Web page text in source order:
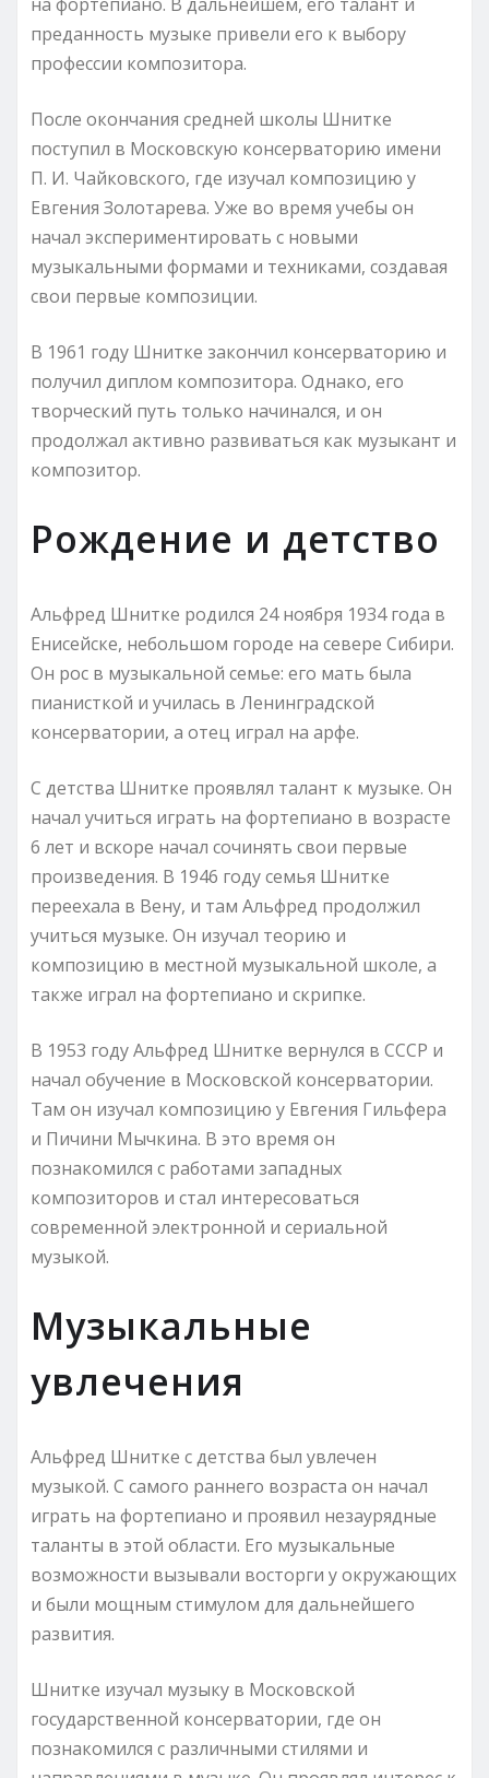
преданность музыке привели его к выбору
профессии композитора.
После окончания средней школы Шнитке
поступил в Московскую консерваторию имени
П. И. Чайковского, где изучал композицию у
Евгения Золотарева. Уже во время учебы он
начал экспериментировать с новыми
музыкальными формами и техниками, создавая
свои первые композиции.
В 1961 году Шнитке закончил консерваторию и
получил диплом композитора. Однако, его
творческий путь только начинался, и он
продолжал активно развиваться как музыкант и
композитор.
Рождение и детство
Альфред Шнитке родился 24 ноября 1934 года в
Енисейске, небольшом городе на севере Сибири.
Он рос в музыкальной семье: его мать была
пианисткой и училась в Ленинградской
консерватории, а отец играл на арфе.
С детства Шнитке проявлял талант к музыке. Он
начал учиться играть на фортепиано в возрасте
6 лет и вскоре начал сочинять свои первые
произведения. В 1946 году семья Шнитке
переехала в Вену, и там Альфред продолжил
учиться музыке. Он изучал теорию и
композицию в местной музыкальной школе, а
также играл на фортепиано и скрипке.
В 1953 году Альфред Шнитке вернулся в СССР и
начал обучение в Московской консерватории.
Там он изучал композицию у Евгения Гильфера
и Пичини Мычкина. В это время он
познакомился с работами западных
композиторов и стал интересоваться
современной электронной и сериальной
музыкой.
Музыкальные
увлечения
Альфред Шнитке с детства был увлечен
музыкой. С самого раннего возраста он начал
играть на фортепиано и проявил незаурядные
таланты в этой области. Его музыкальные
возможности вызывали восторги у окружающих
и были мощным стимулом для дальнейшего
развития.
Шнитке изучал музыку в Московской
государственной консерватории, где он
познакомился с различными стилями и